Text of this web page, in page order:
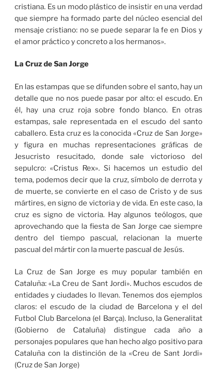
cristiana. Es un modo plástico de insistir en una verdad
que siempre ha formado parte del núcleo esencial del
mensaje cristiano: no se puede separar la fe en Dios y
el amor práctico y concreto a los hermanos».
La Cruz de San Jorge
En las estampas que se difunden sobre el santo, hay un
detalle que no nos puede pasar por alto: el escudo. En
él, hay una cruz roja sobre fondo blanco. En otras
estampas, sale representada en el escudo del santo
caballero. Esta cruz es la conocida «Cruz de San Jorge»
y figura en muchas representaciones gráficas de
Jesucristo resucitado, donde sale victorioso del
sepulcro: «Cristus Rex». Si hacemos un estudio del
tema, podemos decir que la cruz, símbolo de derrota y
de muerte, se convierte en el caso de Cristo y de sus
mártires, en signo de victoria y de vida. En este caso, la
cruz es signo de victoria. Hay algunos teólogos, que
aprovechando que la fiesta de San Jorge cae siempre
dentro del tiempo pascual, relacionan la muerte
pascual del mártir con la muerte pascual de Jesús.
La Cruz de San Jorge es muy popular también en
Cataluña: «La Creu de Sant Jordi». Muchos escudos de
entidades y ciudades lo llevan. Tenemos dos ejemplos
claros: el escudo de la ciudad de Barcelona y el del
Futbol Club Barcelona (el Barça). Incluso, la Generalitat
(Gobierno de Cataluña) distingue cada año a
personajes populares que han hecho algo positivo para
Cataluña con la distinción de la «Creu de Sant Jordi»
(Cruz de San Jorge)